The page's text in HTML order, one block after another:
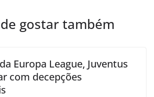
gostar também
Europa League, Juventus
com decepções